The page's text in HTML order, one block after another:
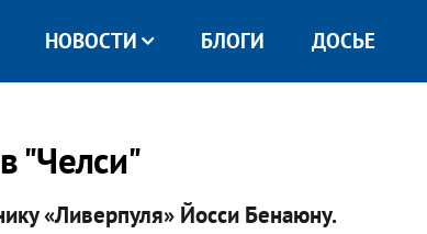
НОВОСТИ БЛОГИ ДОСЬЕ
"Челси"
«Ливерпуля» Йосси Бенаюну.